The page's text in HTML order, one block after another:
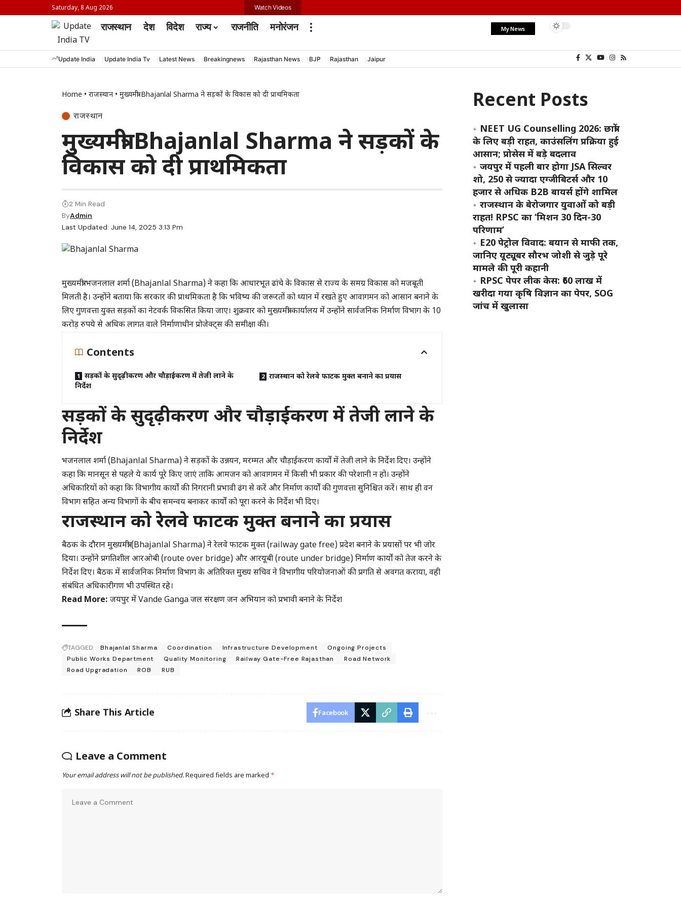
Saturday, 8 Aug 2026 Watch Videos
राजस्थान देश विदेश राज्य राजनीति मनोरंजन My News
Update India Update India Tv Latest News Breakingnews Rajasthan News BJP Rajasthan Jaipur
Home • राजस्थान • मुख्यमंत्री Bhajanlal Sharma ने सड़कों के विकास को दी प्राथमिकता
राजस्थान
मुख्यमंत्री Bhajanlal Sharma ने सड़कों के
विकास को दी प्राथमिकता
Last Updated: June 14, 2025 3:13 Pm
ByAdmin
2 Min Read
मुख्यमंत्री भजनलाल शर्मा (Bhajanlal Sharma) ने कहा कि आधारभूत ढांचे के विकास से राज्य के समग्र विकास को मजबूती
मिलती है। उन्होंने बताया कि सरकार की प्राथमिकता है कि भविष्य की जरूरतों को ध्यान में रखते हुए आवागमन को आसान बनाने के
लिए गुणवत्ता युक्त सड़कों का नेटवर्क विकसित किया जाए। शुक्रवार को मुख्यमंत्री कार्यालय में उन्होंने सार्वजनिक निर्माण विभाग के 10
करोड़ रुपये से अधिक लागत वाले निर्माणाधीन प्रोजेक्ट्स की समीक्षा की।
Contents
सड़कों के सुदृढ़ीकरण और चौड़ाईकरण में तेजी लाने के
निर्देश
राजस्थान को रेलवे फाटक मुक्त बनाने का प्रयास
सड़कों के सुदृढ़ीकरण और चौड़ाईकरण में तेजी लाने के
निर्देश
भजनलाल शर्मा (Bhajanlal Sharma) ने सड़कों के उन्नयन, मरम्मत और चौड़ाईकरण कार्यों में तेजी लाने के निर्देश दिए। उन्होंने
कहा कि मानसून से पहले ये कार्य पूरे किए जाएं ताकि आमजन को आवागमन में किसी भी प्रकार की परेशानी न हो। उन्होंने
अधिकारियों को कहा कि विभागीय कार्यों की निगरानी प्रभावी ढंग से करें और निर्माण कार्यों की गुणवत्ता सुनिश्चित करें। साथ ही वन
विभाग सहित अन्य विभागों के बीच समन्वय बनाकर कार्यों को पूरा करने के निर्देश भी दिए।
राजस्थान को रेलवे फाटक मुक्त बनाने का प्रयास
बैठक के दौरान मुख्यमंत्री (Bhajanlal Sharma) ने रेलवे फाटक मुक्त (railway gate free) प्रदेश बनाने के प्रयासों पर भी जोर
दिया। उन्होंने प्रगतिशील आरओबी (route over bridge) और आरयूबी (route under bridge) निर्माण कार्यों को तेज करने के
निर्देश दिए। बैठक में सार्वजनिक निर्माण विभाग के अतिरिक्त मुख्य सचिव ने विभागीय परियोजनाओं की प्रगति से अवगत कराया, वही
संबंधित अधिकारीगण भी उपस्थित रहे।
Read More: जयपुर में Vande Ganga जल संरक्षण जन अभियान को प्रभावी बनाने के निर्देश
TAGGED: Bhajanlal Sharma Coordination Infrastructure Development
Ongoing Projects
Public Works Department
Quality Monitoring Railway Gate-Free Rajasthan
Road Network
Road Upgradation
ROB RUB
Share This Article Facebook
Leave a Comment
Your email address will not be published.Required fields are marked *
Recent Posts
NEET UG Counselling 2026: छात्रों
के लिए बड़ी राहत, काउंसलिंग प्रक्रिया हुई
आसान; प्रोसेस में बड़े बदलाव
जयपुर में पहली बार होगा JSA सिल्वर
शो, 250 से ज्यादा एग्जीबिटर्स और 10
हजार से अधिक B2B बायर्स होंगे शामिल
राजस्थान के बेरोजगार युवाओं को बड़ी
राहत! RPSC का ‘मिशन 30 दिन-30
परिणाम’
E20 पेट्रोल विवाद: बयान से माफी तक,
जानिए यूट्यूबर सौरभ जोशी से जुड़े पूरे
मामले की पूरी कहानी
RPSC पेपर लीक केस: ₹60 लाख में
खरीदा गया कृषि विज्ञान का पेपर, SOG
जांच में खुलासा